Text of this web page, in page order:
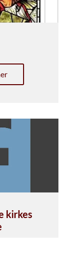
kirkes